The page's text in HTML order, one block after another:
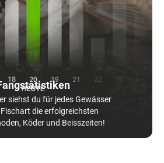
siehst du für jedes Gewässer
die erfolgreichsten
Köder und Beisszeiten!